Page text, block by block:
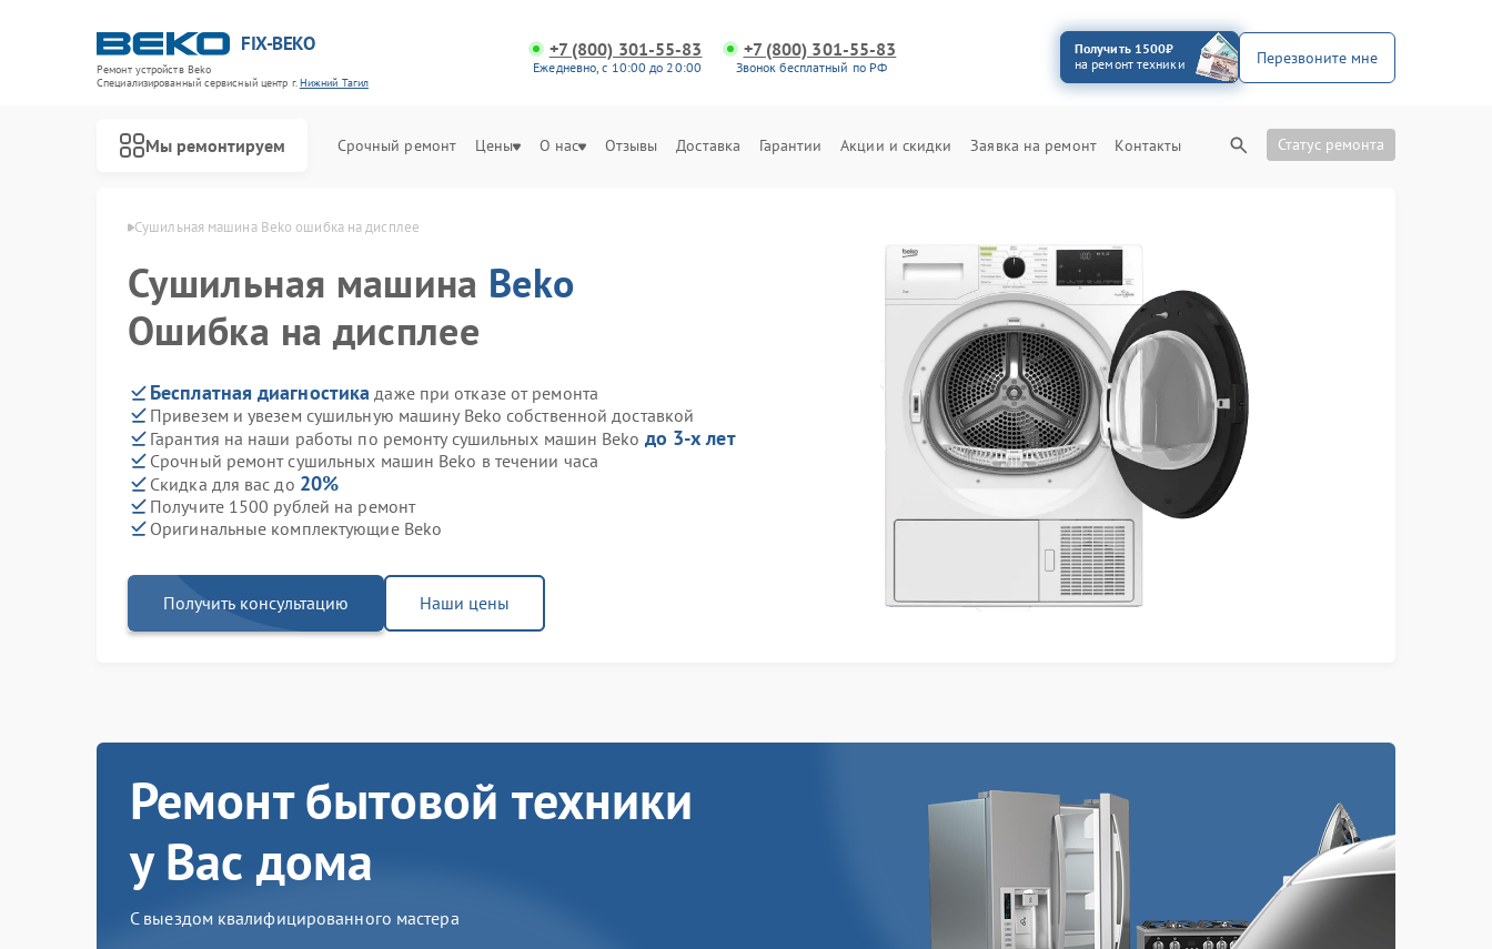
FIX-BEKO
Ремонт устройств Beko
Специализированный cервисный центр г.Нижний Тагил
+7 (800) 301-55-83
Ежедневно, с 10:00 до 20:00
+7 (800) 301-55-83
Звонок бесплатный по РФ
Получить 1500₽
на ремонт техники
Перезвоните мне
Мы ремонтируем Срочный ремонт Цены О нас Отзывы Доставка Гарантии Акции и скидки Заявка на ремонт Контакты Статус ремонта
в Нижнем Тагиле Сушильная машина Beko ошибка на дисплее
Сушильная машина Beko
Ошибка на дисплее
Бесплатная диагностика даже при отказе от ремонта
Привезем и увезем сушильную машину Beko собственной доставкой
Гарантия на наши работы по ремонту сушильных машин Beko до 3-х лет
Срочный ремонт сушильных машин Beko в течении часа
Скидка для вас до 20%
Получите 1500 рублей на ремонт
Оригинальные комплектующие Beko
Получить консультацию Наши цены
Ремонт бытовой техники
у Вас дома
С выездом квалифицированного мастера